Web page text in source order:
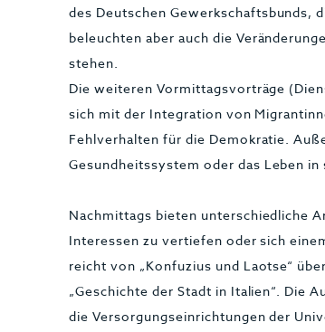
des Deutschen Gewerkschaftsbunds,
beleuchten aber auch die
stehen.
Die weiteren Vormittagsvorträge
sich mit der Integration von
Fehlverhalten für die Demokratie.
Gesundheitssystem oder das Leben
Nachmittags bieten unterschiedliche
Interessen zu vertiefen oder sich
reicht von „Konfuzius und Laotse“
„Geschichte der Stadt in Italien“. Die
die Versorgungseinrichtungen der